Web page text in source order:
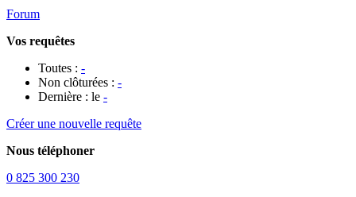
Forum
Vos requêtes
Toutes : -
Non clôturées : -
Dernière : le -
Créer une nouvelle requête
Nous téléphoner
0 825 300 230